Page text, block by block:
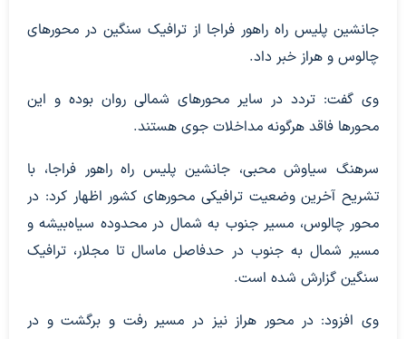
جانشین پلیس راه راهور فراجا از ترافیک سنگین در محورهای
چالوس و هراز خبر داد.
وی گفت: تردد در سایر محورهای شمالی روان بوده و این
محورها فاقد هرگونه مداخلات جوی هستند.
سرهنگ سیاوش محبی، جانشین پلیس راه راهور فراجا، با
تشریح آخرین وضعیت ترافیکی محورهای کشور اظهار کرد: در
محور چالوس، مسیر جنوب به شمال در محدوده سیاه‌بیشه و
مسیر شمال به جنوب در حدفاصل ماسال تا مجلار، ترافیک
سنگین گزارش شده است.
وی افزود: در محور هراز نیز در مسیر رفت و برگشت و در